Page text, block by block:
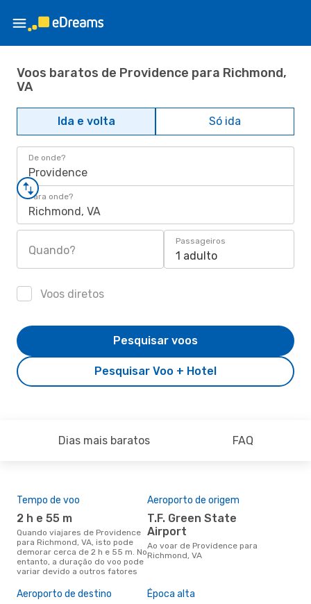
Voos baratos de Providence para Richmond,
VA
Ida e volta Só ida
De onde?
Providence
Para onde?
Richmond, VA
Quando?
Passageiros
1 adulto
Voos diretos
Pesquisar Voo + Hotel
Pesquisar voos
Dias mais baratos FAQ
Tempo de voo
2 h e 55 m
Quando viajares de Providence
para Richmond, VA, isto pode
demorar cerca de 2 h e 55 m. No
entanto, a duração do voo pode
variar devido a outros fatores
Aeroporto de origem
T.F. Green State
Airport
Ao voar de Providence para
Richmond, VA
Aeroporto de destino Época alta